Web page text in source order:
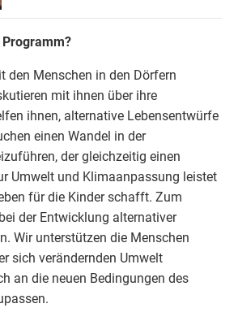
den Menschen in den Dörfern
mit ihnen über ihre
ihnen, alternative Lebensentwürfe
einen Wandel in der
der gleichzeitig einen
Umwelt und Klimaanpassung leistet
für die Kinder schafft. Zum
der Entwicklung alternativer
Wir unterstützen die Menschen
sich verändernden Umwelt
an die neuen Bedingungen des